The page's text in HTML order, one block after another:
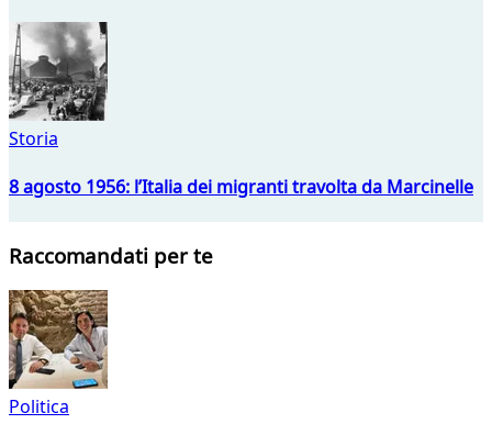
Storia
8 agosto 1956: l’Italia dei migranti travolta da Marcinelle
Raccomandati per te
Politica